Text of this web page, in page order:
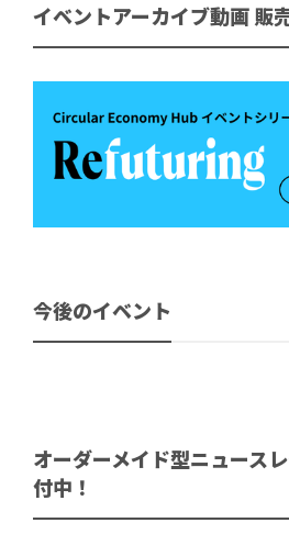
イベントアーカイブ動画 販
今後のイベント
オーダーメイド型ニュース
付中！